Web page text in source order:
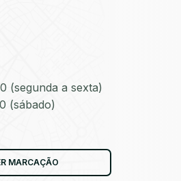
(segunda a sexta)
(sábado)
MARCAÇÃO